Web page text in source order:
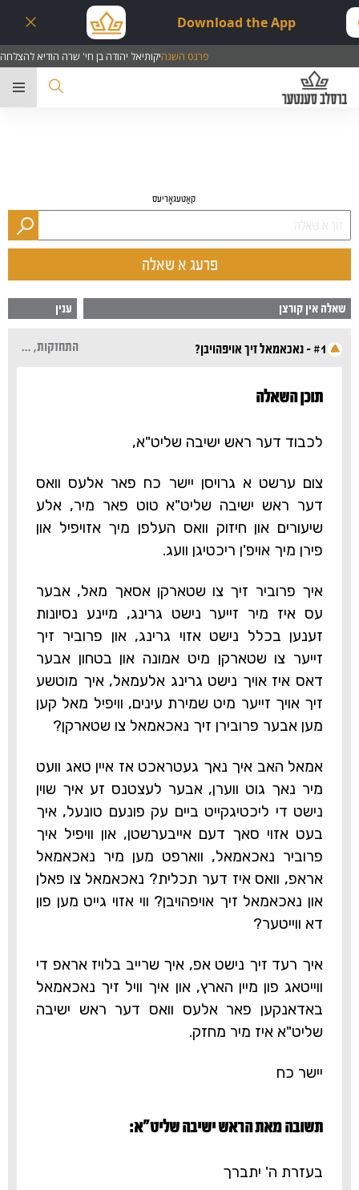
Download the App
פרנס השנהיקותיאל יהודה בן חי' שרה
פרעג א שאלה
שאלה אין קורצן ענין
#1 - נאכאמאל זיך אויפהויבן? התחזקות, תפילות אויף אידיש, תפילה והתבודדות, תשובה
תוכן השאלה‎
לכבוד דער ראש ישיבה שליט"א,
צום ערשט א גרויסן יישר כח פאר אלעס וואס
דער ראש ישיבה שליט"א טוט פאר מיר, אלע
שיעורים און חיזוק וואס העלפן מיך אזויפיל און
פירן מיך אויפ'ן ריכטיגן וועג.
איך פרוביר זיך צו שטארקן אסאך מאל, אבער
עס איז מיר זייער נישט גרינג, מיינע נסיונות
זענען בכלל נישט אזוי גרינג, און פרוביר זיך
זייער צו שטארקן מיט אמונה און בטחון אבער
דאס איז אויך נישט גרינג אלעמאל, איך מוטשע
זיך אויך זייער מיט שמירת עינים, וויפיל מאל קען
מען אבער פרובירן זיך נאכאמאל צו שטארקן?
אמאל האב איך נאך געטראכט אז איין טאג וועט
מיר נאך גוט ווערן, אבער לעצטנס זע איך שוין
נישט די ליכטיגקייט ביים עק פונעם טונעל, איך
בעט אזוי סאך דעם אייבערשטן, און וויפיל איך
פרוביר נאכאמאל, ווארפט מען מיר נאכאמאל
אראפ, וואס איז דער תכלית? נאכאמאל צו פאלן
און נאכאמאל זיך אויפהויבן? ווי אזוי גייט מען פון
דא ווייטער?
איך רעד זיך נישט אפ, איך שרייב בלויז אראפ די
ווייטאג פון מיין הארץ, און איך וויל זיך נאכאמאל
באדאנקען פאר אלעס וואס דער ראש ישיבה
שליט"א איז מיר מחזק.
יישר כח
תשובה מאת הראש ישיבה שליט"א:‎
בעזרת ה' יתברך
קאַטעגאָריעס